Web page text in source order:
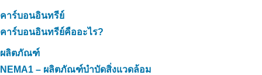
คาร์บอนอินทรีย์
คาร์บอนอินทรีย์คืออะไร?
ผลิตภัณฑ์
NEMA1 – ผลิตภัณฑ์บำบัดสิ่งแวดล้อม